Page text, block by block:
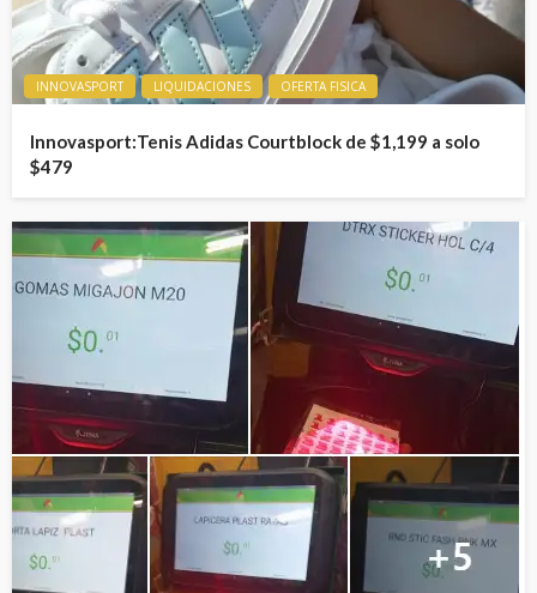
INNOVASPORT LIQUIDACIONES OFERTA FISICA
Innovasport:Tenis Adidas Courtblock de $1,199 a solo
$479